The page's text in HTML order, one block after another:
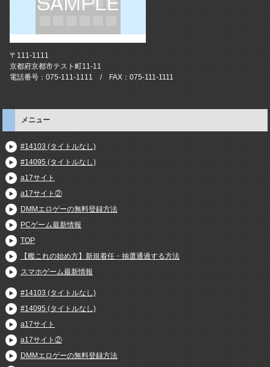
〒111-1111
京都府京都市テスト町11-11
電話番号：075-111-1111 / FAX：075-111-1111
メニュー
#14103 (タイトルなし)
#14095 (タイトルなし)
a17サイト
a17サイト②
DMMエロゲーの無料登録方法
PCゲーム最新情報
TOP
【艦これの始め方】新規着任・抽選通過する方法
スマホゲーム最新情報
#14103 (タイトルなし)
#14095 (タイトルなし)
a17サイト
a17サイト②
DMMエロゲーの無料登録方法